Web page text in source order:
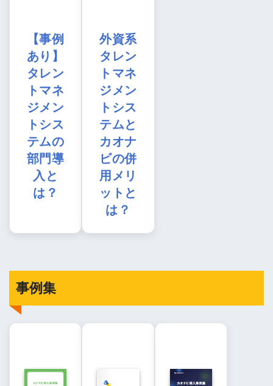
【事例
あり】
タレン
トマネ
ジメン
トシス
テムの
部門導
入と
は？
外資系
タレン
トマネ
ジメン
トシス
テムと
カオナ
ビの併
用メリ
ットと
は？
事例集